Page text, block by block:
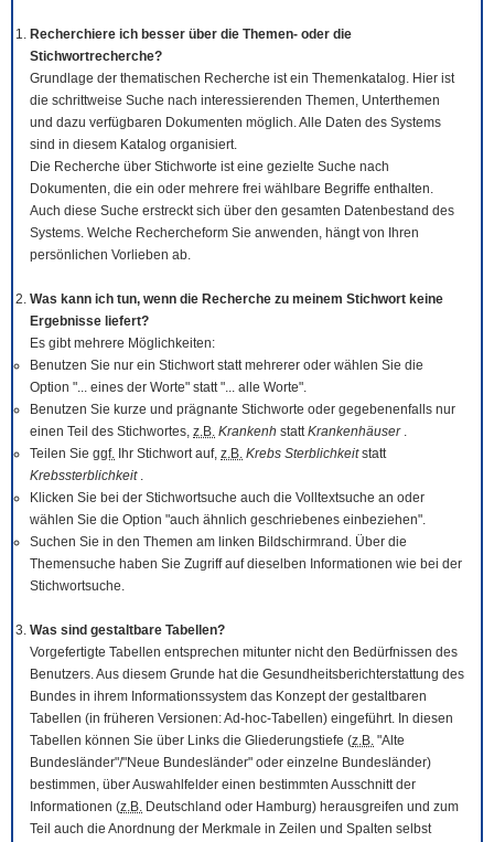
Recherchiere ich besser über die Themen- oder die
Stichwortrecherche?
Grundlage der thematischen Recherche ist ein Themenkatalog. Hier ist
die schrittweise Suche nach interessierenden Themen, Unterthemen
und dazu verfügbaren Dokumenten möglich. Alle Daten des Systems
sind in diesem Katalog organisiert.
Die Recherche über Stichworte ist eine gezielte Suche nach
Dokumenten, die ein oder mehrere frei wählbare Begriffe enthalten.
Auch diese Suche erstreckt sich über den gesamten Datenbestand des
Systems. Welche Rechercheform Sie anwenden, hängt von Ihren
persönlichen Vorlieben ab.
Was kann ich tun, wenn die Recherche zu meinem Stichwort keine
Ergebnisse liefert?
Es gibt mehrere Möglichkeiten:
Benutzen Sie nur ein Stichwort statt mehrerer oder wählen Sie die
Option "... eines der Worte" statt "... alle Worte".
Benutzen Sie kurze und prägnante Stichworte oder gegebenenfalls nur
einen Teil des Stichwortes, z.B. Krankenh stattKrankenhäuser .
Teilen Sie ggf. Ihr Stichwort auf, z.B. Krebs Sterblichkeitstatt
Krebssterblichkeit .
Klicken Sie bei der Stichwortsuche auch die Volltextsuche an oder
wählen Sie die Option "auch ähnlich geschriebenes einbeziehen".
Suchen Sie in den Themen am linken Bildschirmrand. Über die
Themensuche haben Sie Zugriff auf dieselben Informationen wie bei der
Stichwortsuche.
Was sind gestaltbare Tabellen?
Vorgefertigte Tabellen entsprechen mitunter nicht den Bedürfnissen des
Benutzers. Aus diesem Grunde hat die Gesundheitsberichterstattung des
Bundes in ihrem Informationssystem das Konzept der gestaltbaren
Tabellen (in früheren Versionen: Ad-hoc-Tabellen) eingeführt. In diesen
Tabellen können Sie über Links die Gliederungstiefe (z.B. "Alte
Bundesländer"/"Neue Bundesländer" oder einzelne Bundesländer)
bestimmen, über Auswahlfelder einen bestimmten Ausschnitt der
Informationen (z.B. Deutschland oder Hamburg) herausgreifen und zum
Teil auch die Anordnung der Merkmale in Zeilen und Spalten selbst